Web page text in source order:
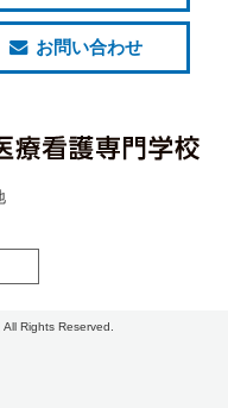
お問い合わせ
Rights Reserved.